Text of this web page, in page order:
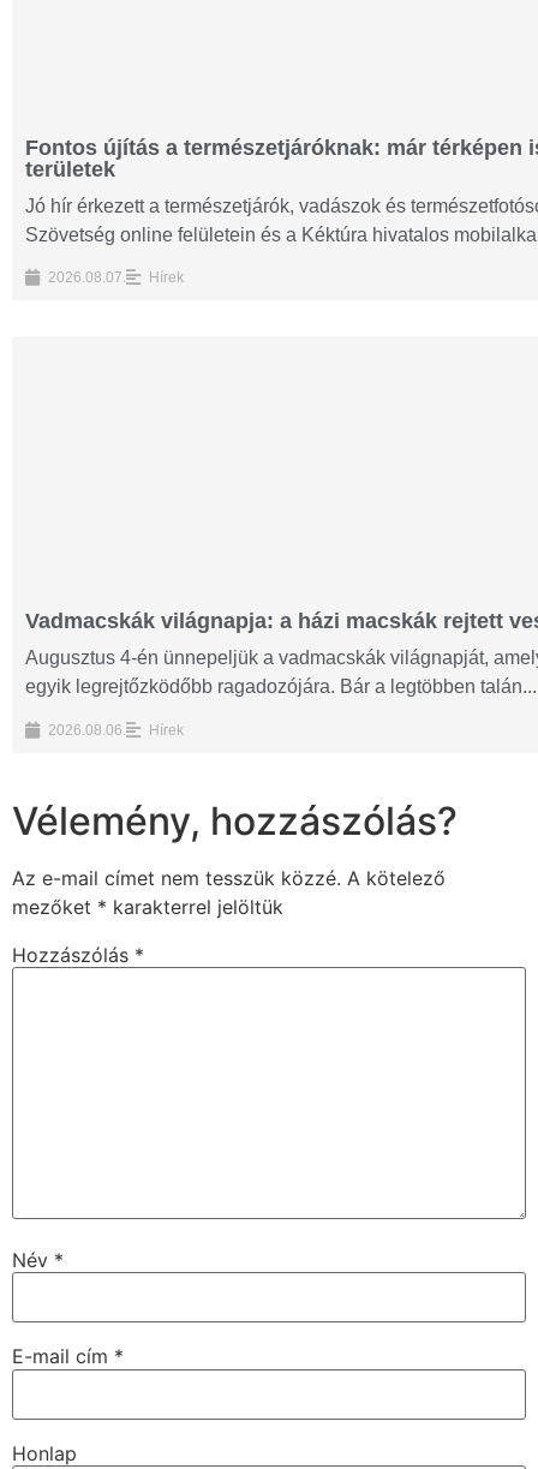
Fontos újítás a természetjáróknak: már térképen
területek
Jó hír érkezett a természetjárók, vadászok és
Szövetség online felületein és a Kéktúra hivatalos
2026.08.07. Hírek
Vadmacskák világnapja: a házi macskák rejtett
Augusztus 4-én ünnepeljük a vadmacskák világnapját,
egyik legrejtőzködőbb ragadozójára. Bár a legtöbben talán...
2026.08.06. Hírek
Vélemény, hozzászólás?
Az e-mail címet nem tesszük közzé. A kötelező
mezőket * karakterrel jelöltük
Hozzászólás *
Név *
E-mail cím *
Honlap